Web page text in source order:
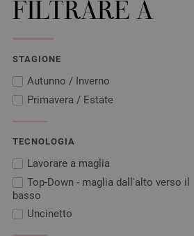
FILTRARE A
STAGIONE
Autunno / Inverno
Primavera / Estate
TECNOLOGIA
Lavorare a maglia
Top-Down - maglia dall'alto verso il
basso
Uncinetto